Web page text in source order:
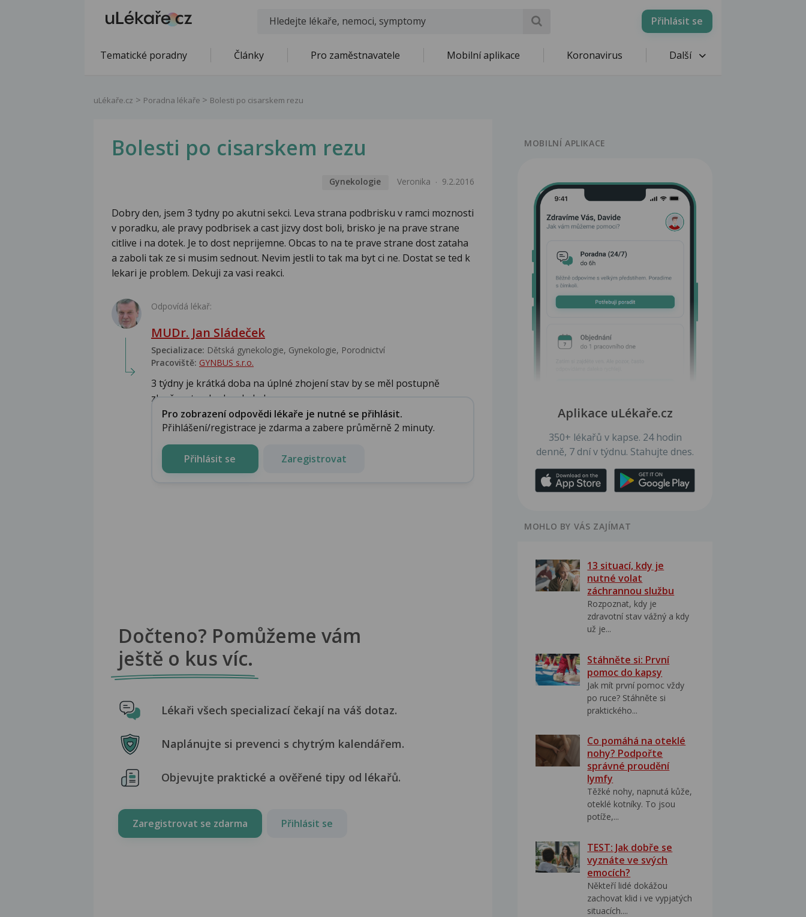
Přihlásit se
Tematické poradny Články Pro zaměstnavatele Mobilní aplikace Koronavirus Další
uLékaře.cz Poradna lékaře Bolesti po cisarskem rezu
Bolesti po cisarskem rezu
Gynekologie Veronika 9.2.2016
Dobry den, jsem 3 tydny po akutni sekci. Leva strana podbrisku v ramci moznosti
v poradku, ale pravy podbrisek a cast jizvy dost boli, brisko je na prave strane
citlive i na dotek. Je to dost neprijemne. Obcas to na te prave strane dost zataha
a zaboli tak ze si musim sednout. Nevim jestli to tak ma byt ci ne. Dostat se ted k
lekari je problem. Dekuji za vasi reakci.
Odpovídá lékař:
MUDr. Jan Sládeček
Specializace: Dětská gynekologie, Gynekologie, Porodnictví
Pracoviště: GYNBUS s.r.o.
3 týdny je krátká doba na úplné zhojení stav by se měl postupně
zlepšovat,pokud ne bylo by ...
Pro zobrazení odpovědi lékaře je nutné se přihlásit.
Přihlášení/registrace je zdarma a zabere průměrně 2 minuty.
Přihlásit se Zaregistrovat
Dočteno? Pomůžeme vám
ještě o kus víc.
Lékaři všech specializací čekají na váš dotaz.
Naplánujte si prevenci s chytrým kalendářem.
Objevujte praktické a ověřené tipy od lékařů.
Zaregistrovat se zdarma Přihlásit se
MOBILNÍ APLIKACE
Aplikace uLékaře.cz
350+ lékařů v kapse. 24 hodin
denně, 7 dní v týdnu. Stahujte dnes.
MOHLO BY VÁS ZAJÍMAT
13 situací, kdy je
nutné volat
záchrannou službu
Rozpoznat, kdy je
zdravotní stav vážný a kdy
už je...
Stáhněte si: První
pomoc do kapsy
Jak mít první pomoc vždy
po ruce? Stáhněte si
praktického...
Co pomáhá na oteklé
nohy? Podpořte
správné proudění
lymfy
Těžké nohy, napnutá kůže,
oteklé kotníky. To jsou
potíže,...
TEST: Jak dobře se
vyznáte ve svých
emocích?
Někteří lidé dokážou
zachovat klid i ve vypjatých
situacích....